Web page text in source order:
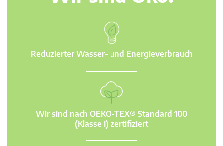
Reduzierter Wasser- und Energieverbrauch
Wir sind nach OEKO-TEX® Standard 100
(Klasse I) zertifiziert